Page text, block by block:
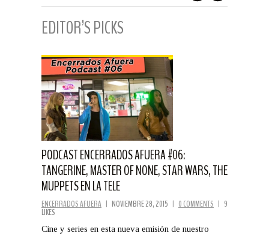
EDITOR’S PICKS
PODCAST ENCERRADOS AFUERA #06:
TANGERINE, MASTER OF NONE, STAR WARS, THE
MUPPETS EN LA TELE
ENCERRADOS AFUERA | NOVIEMBRE 28, 2015 | 0 COMMENTS | 9
LIKES
Cine y series en esta nueva emisión de nuestro